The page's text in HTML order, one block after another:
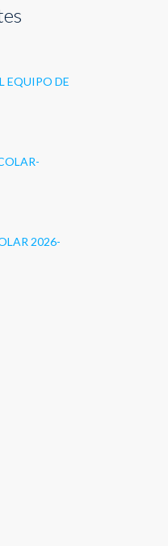
EQUIPO DE
2026-